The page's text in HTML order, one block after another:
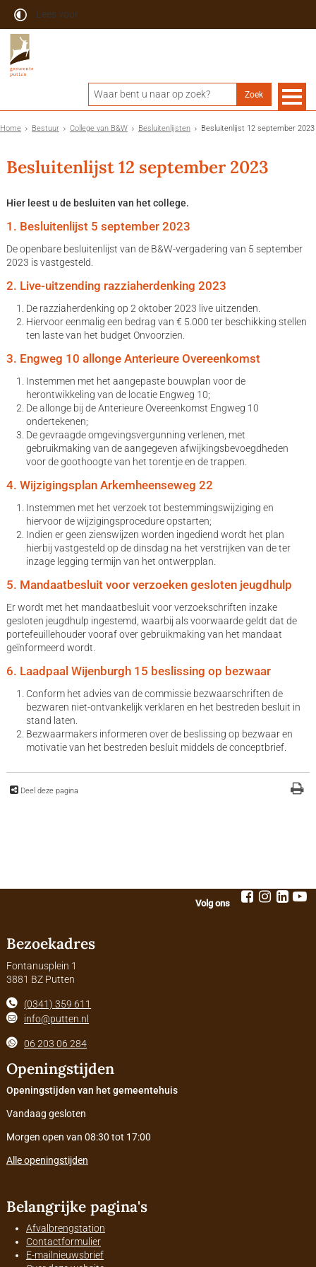
Lees voor
Home Bestuur College van B&W Besluitenlijsten Besluitenlijst 12 september 2023
Besluitenlijst 12 september 2023
Hier leest u de besluiten van het college.
1. Besluitenlijst 5 september 2023
De openbare besluitenlijst van de B&W-vergadering van 5 september
2023 is vastgesteld.
2. Live-uitzending razziaherdenking 2023
De razziaherdenking op 2 oktober 2023 live uitzenden.
Hiervoor eenmalig een bedrag van € 5.000 ter beschikking stellen
ten laste van het budget Onvoorzien.
3. Engweg 10 allonge Anterieure Overeenkomst
Instemmen met het aangepaste bouwplan voor de
herontwikkeling van de locatie Engweg 10;
De allonge bij de Anterieure Overeenkomst Engweg 10
ondertekenen;
De gevraagde omgevingsvergunning verlenen, met
gebruikmaking van de aangegeven afwijkingsbevoegdheden
voor de goothoogte van het torentje en de trappen.
4. Wijzigingsplan Arkemheenseweg 22
Instemmen met het verzoek tot bestemmingswijziging en
hiervoor de wijzigingsprocedure opstarten;
Indien er geen zienswijzen worden ingediend wordt het plan
hierbij vastgesteld op de dinsdag na het verstrijken van de ter
inzage legging termijn van het ontwerpplan.
5. Mandaatbesluit voor verzoeken gesloten jeugdhulp
Er wordt met het mandaatbesluit voor verzoekschriften inzake
gesloten jeugdhulp ingestemd, waarbij als voorwaarde geldt dat de
portefeuillehouder vooraf over gebruikmaking van het mandaat
geïnformeerd wordt.
6. Laadpaal Wijenburgh 15 beslissing op bezwaar
Conform het advies van de commissie bezwaarschriften de
bezwaren niet-ontvankelijk verklaren en het bestreden besluit in
stand laten.
Bezwaarmakers informeren over de beslissing op bezwaar en
motivatie van het bestreden besluit middels de conceptbrief.
Deel deze pagina
Volg ons
Bezoekadres
Fontanusplein 1
3881 BZ Putten
(0341) 359 611
info@putten.nl
06 203 06 284
Openingstijden
Openingstijden van het gemeentehuis
Vandaag gesloten
Morgen open van 08:30 tot 17:00
Alle openingstijden
Belangrijke pagina's
Afvalbrengstation
Contactformulier
E-mailnieuwsbrief